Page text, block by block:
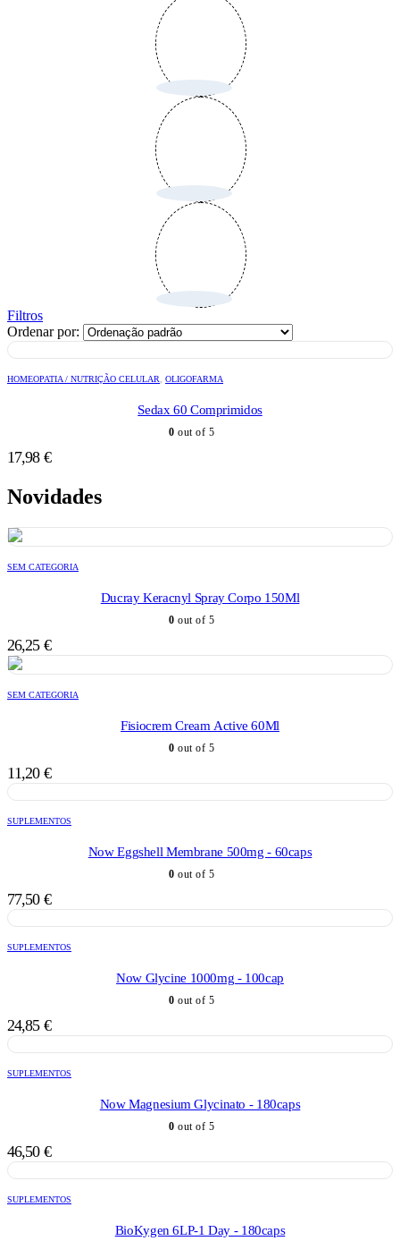
Filtros
Ordenar por:
HOMEOPATIA / NUTRIÇÃO CELULAR OLIGOFARMA
Sedax 60 Comprimidos
0 out of 5
17,98 €
Novidades
SEM CATEGORIA
Ducray Keracnyl Spray Corpo 150Ml
0 out of 5
26,25 €
SEM CATEGORIA
Fisiocrem Cream Active 60Ml
0 out of 5
11,20 €
SUPLEMENTOS
Now Eggshell Membrane 500mg - 60caps
0 out of 5
77,50 €
SUPLEMENTOS
Now Glycine 1000mg - 100cap
0 out of 5
24,85 €
SUPLEMENTOS
Now Magnesium Glycinato - 180caps
0 out of 5
46,50 €
SUPLEMENTOS
BioKygen 6LP-1 Day - 180caps